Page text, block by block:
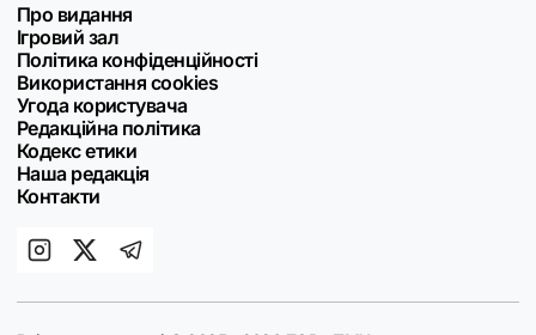
Про видання
Ігровий зал
Політика конфіденційності
Використання cookies
Угода користувача
Редакційна політика
Кодекс етики
Наша редакція
Контакти